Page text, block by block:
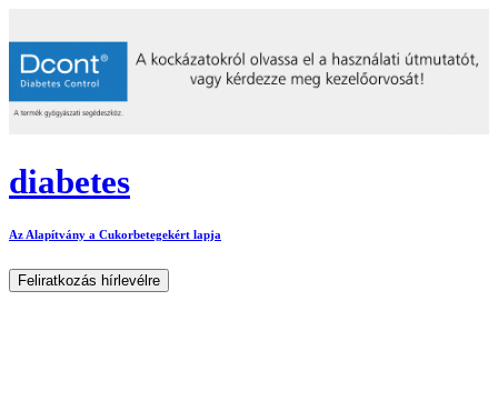
diabetes
Az Alapítvány a Cukorbetegekért lapja